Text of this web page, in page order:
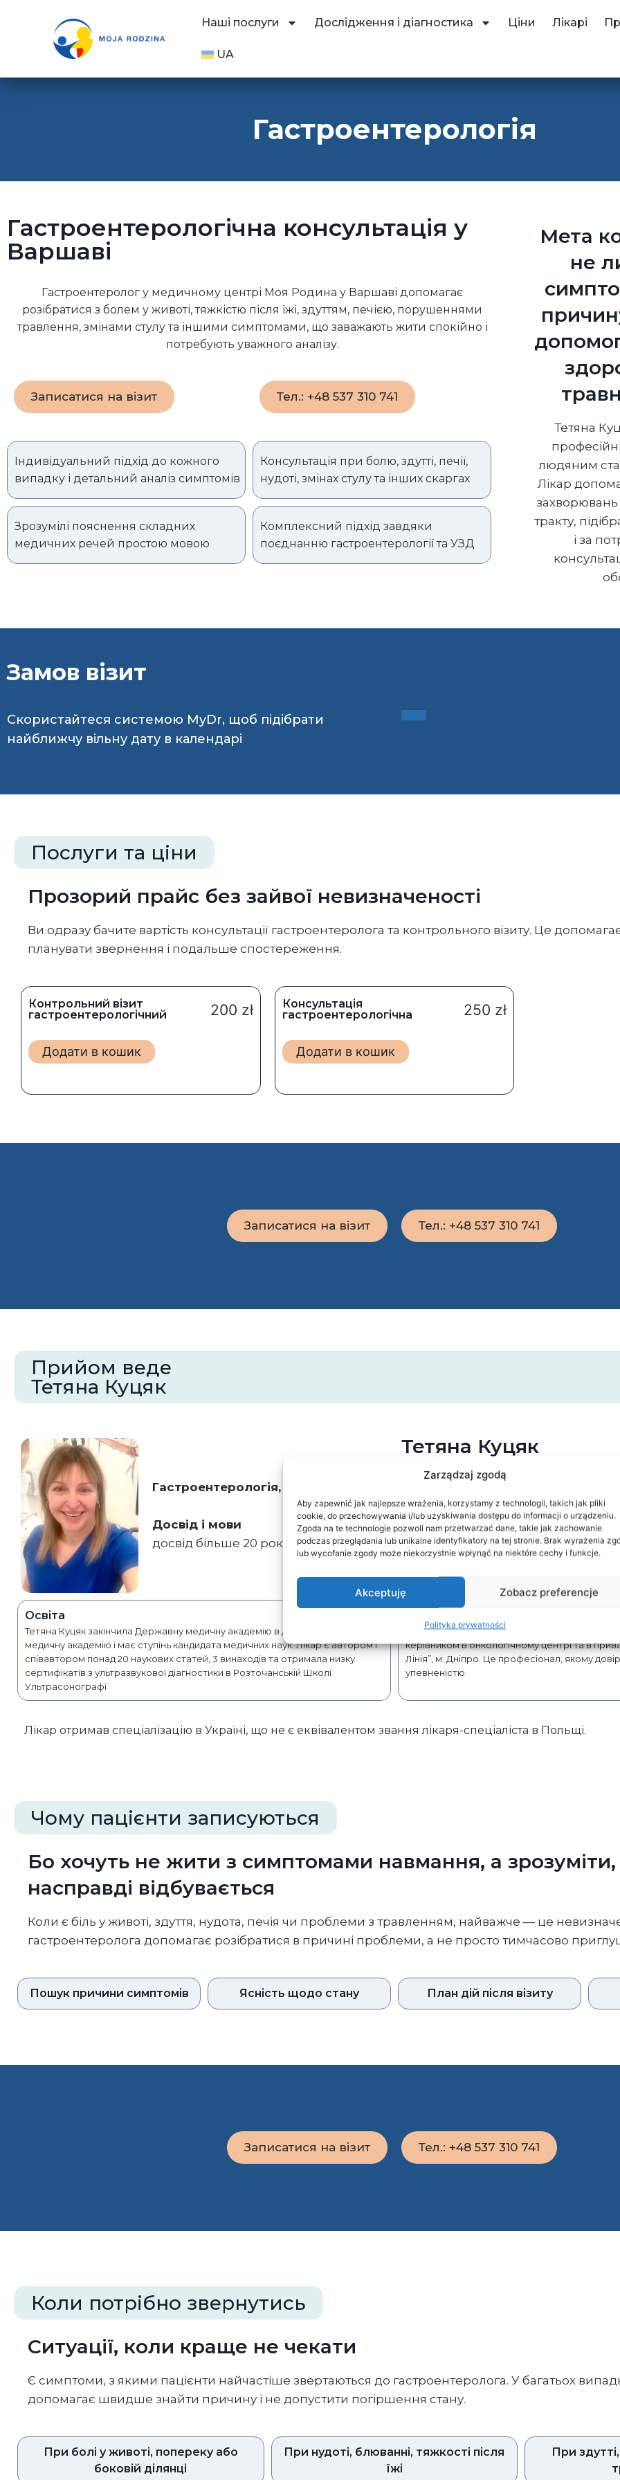
Zarządzaj zgodą
Aby zapewnić jak najlepsze wrażenia, korzystamy z technologii, takich jak pliki
cookie, do przechowywania i/lub uzyskiwania dostępu do informacji o urządzeniu.
Zgoda na te technologie pozwoli nam przetwarzać dane, takie jak zachowanie
podczas przeglądania lub unikalne identyfikatory na tej stronie. Brak wyrażenia
lub wycofanie zgody może niekorzystnie wpłynąć na niektóre cechy i funkcje.
Akceptuję Zobacz preferencje
Polityka prywatności
Наші послуги Дослідження і діагностика Ціни Лікарі
UA
Гастроентерологія
Гастроентерологічна консультація у
Варшаві
Гастроентеролог у медичному центрі Моя Родина у Варшаві допомагає
розібратися з болем у животі, тяжкістю після їжі, здуттям, печією, порушеннями
травлення, змінами стулу та іншими симптомами, що заважають жити спокійно і
потребують уважного аналізу.
Записатися на візит Тел.: +48 537 310 741
Індивідуальний підхід до кожного
випадку і детальний аналіз симптомів
Консультація при болю, здутті, печії,
нудоті, змінах стулу та інших скаргах
Зрозумілі пояснення складних
медичних речей простою мовою
Комплексний підхід завдяки
поєднанню гастроентерології та УЗД
Мета
не
Тетяна
людяним
Лікар
тракту,
і за
Замов візит
Скористайтеся системою MyDr, щоб підібрати
найближчу вільну дату в календарі
Послуги та ціни
Прозорий прайс без зайвої невизначеності
Ви одразу бачите вартість консультації гастроентеролога та контрольного візиту. Це
планувати звернення і подальше спостереження.
Контрольний візит
гастроентерологічний
200 zł
Додати в кошик
Консультація
гастроентерологічна
250 zł
Додати в кошик
Записатися на візит Тел.: +48 537 310 741
Прийом веде
Тетяна Куцяк
Гастроентерологія, УЗД
Досвід і мови
досвід більше 20 років • UA, PL, RU
Тетяна Куцяк
поєднує глибокі професійні
ставленням до пацієнтів. Лікар
скарги, уважно аналізує симптоми
кожного випадку індивідуально.
медичні речі простими і
пацієнт добре розумів свій стан і
Освіта
Тетяна Куцяк закінчила Державну медичну академію в Дніпрі та Харківську
медичну академію і має ступінь кандидата медичних наук. Лікар є автором і
співавтором понад 20 наукових статей, 3 винаходів та отримала низку
сертифікатів з ультразвукової діагностики в Розточанській Школі
Ультрасонографі
Досвід більше 20 років. Лікар має
керівником в онкологічному центрі та в
Лінія”, м. Дніпро. Це професіонал, якому
упевненістю.
Лікар отримав спеціалізацію в Україні, що не є еквівалентом звання лікаря-спеціаліста в Польщі.
Чому пацієнти записуються
Бо хочуть не жити з симптомами навмання, а
насправді відбувається
Коли є біль у животі, здуття, нудота, печія чи проблеми з травленням, найважче — це
гастроентеролога допомагає розібратися в причині проблеми, а не просто тимчасово
Пошук причини симптомів Ясність щодо стану План дій після візиту
Записатися на візит Тел.: +48 537 310 741
Коли потрібно звернутись
Ситуації, коли краще не чекати
Є симптоми, з якими пацієнти найчастіше звертаються до гастроентеролога. У багатьох
допомагає швидше знайти причину і не допустити погіршення стану.
При болі у животі, попереку або
боковій ділянці
При нудоті, блюванні, тяжкості після
їжі
При